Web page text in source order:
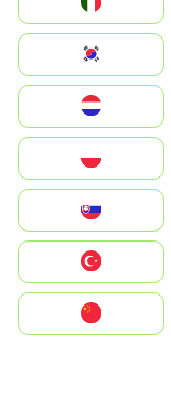
South Korea
United States
中國香港特別行政區